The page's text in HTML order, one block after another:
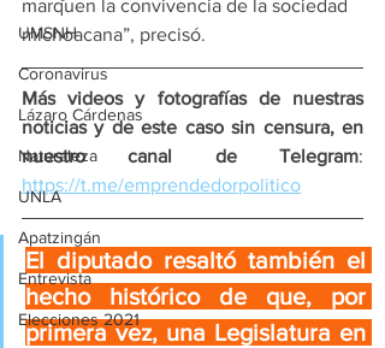
UMSNH
Coronavirus
Lázaro Cárdenas
Naturaleza
UNLA
Apatzingán
Entrevista
Elecciones 2021
marquen la convivencia de la sociedad
michoacana”, precisó.
Más videos y fotografías de nuestras
noticias y de este caso sin censura, en
nuestro canal de Telegram
https://t.me/emprendedorpolitico
El diputado resaltó también el
hecho histórico de que, por
primera vez, una Legislatura en